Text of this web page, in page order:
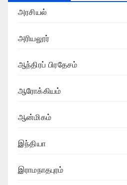
அரசியல்
அரியலூர்
ஆந்திரப் பிரதேசம்
ஆரோக்கியம்
ஆன்மிகம்
இந்தியா
இராமநாதபுரம்